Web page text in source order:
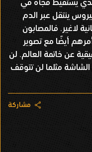
ينتقل عبر الدم
لاغير. فالمصابون
أيضًا مع تصوير
عن خاتمة العالم. لن
مثلما لن تتوقف
مشاركة